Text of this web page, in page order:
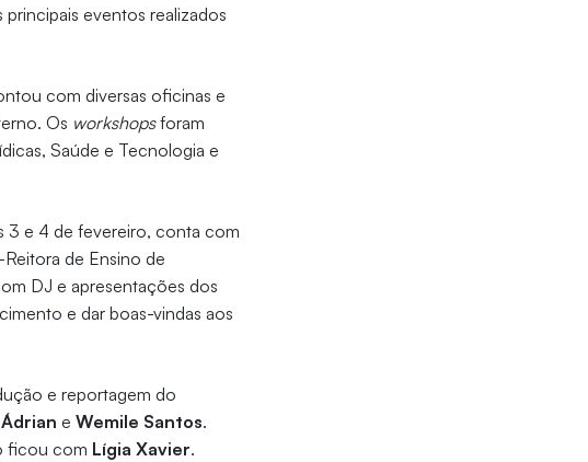
eventos realizados
com diversas oficinas e
Os workshopsforam
Saúde e Tecnologia e
3 e 4 de fevereiro, conta com
de Ensino de
DJ e apresentações dos
e dar boas-vindas aos
e reportagem do
eWemile Santos.
ficou com Lígia Xavier.